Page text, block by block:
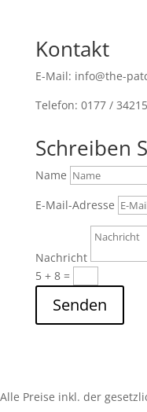
Kontakt
E-Mail: info@the-
Telefon: 0177 /
Schreiben
Name
E-Mail-Adresse
Nachricht
5 + 8=
Senden
Alle Preise inkl. der